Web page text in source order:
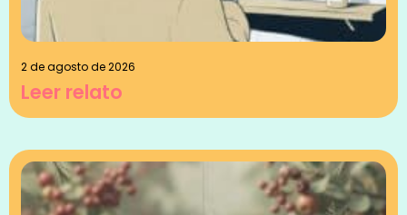
2 de agosto de 2026
Leer relato